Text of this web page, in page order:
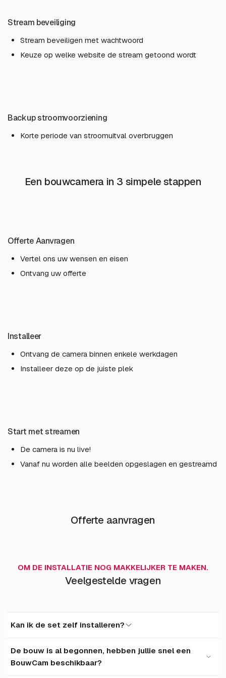
Stream beveiliging
Stream beveiligen met wachtwoord
Keuze op welke website de stream getoond wordt
Backup stroomvoorziening
Korte periode van stroomuitval overbruggen
Een bouwcamera in 3 simpele stappen
Offerte Aanvragen
Vertel ons uw wensen en eisen
Ontvang uw offerte
Installeer
Ontvang de camera binnen enkele werkdagen
Installeer deze op de juiste plek
Start met streamen
De camera is nu live!
Vanaf nu worden alle beelden opgeslagen en gestreamd
Offerte aanvragen
OM DE INSTALLATIE NOG MAKKELIJKER TE MAKEN.
Veelgestelde vragen
Kan ik de set zelf installeren?
Ja, onze BouwCam is goed zelf te installeren, als u
handig bent met een schroevendraaier en boormachine
zal de installatie goed te doen zijn.
De bouw is al begonnen, hebben jullie snel een
BouwCam beschikbaar?